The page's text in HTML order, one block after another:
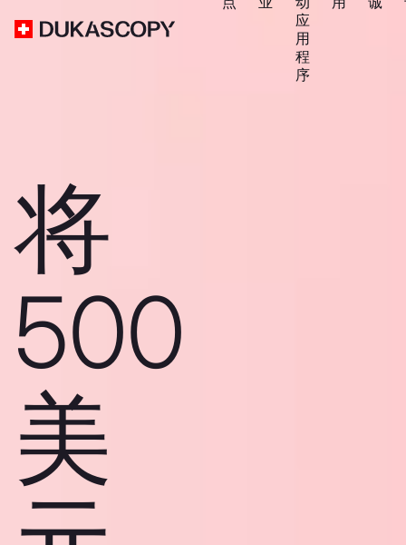
应
用
程
序
将
500
美